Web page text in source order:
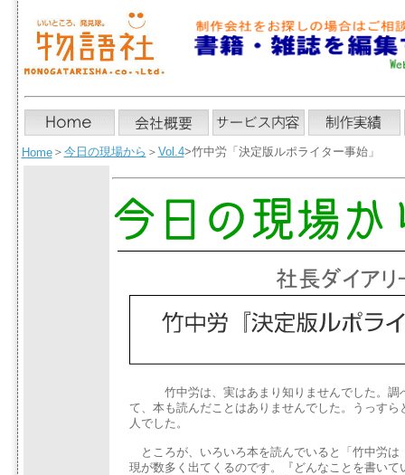
Home＞ 今日の現場から ＞ Vol.4>竹中労「決定版ルポライター事始」
竹中労は、実はあまり知りませんでした。調
て、本も読んだことはありませんでした。うっすら
人でした。
ところが、いろいろ本を読んでいると「竹中労は
現が数多く出てくるのです。『どんなことを書いて